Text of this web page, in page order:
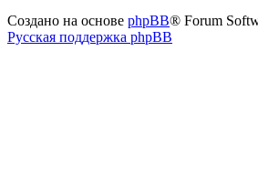
Создано на основе phpBB® Forum
Русская поддержка phpBB